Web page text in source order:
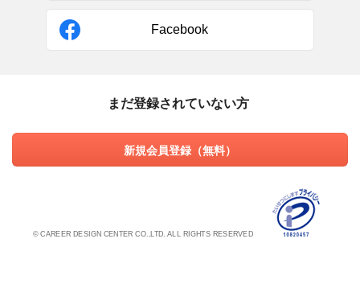
Facebook
まだ登録されていない方
新規会員登録（無料）
© CAREER DESIGN CENTER CO.,LTD. ALL RIGHTS RESERVED